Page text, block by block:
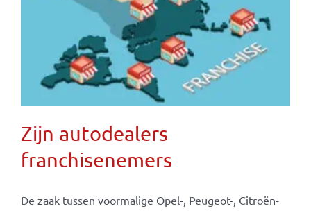
Zijn autodealers
franchisenemers
De zaak tussen voormalige Opel-, Peugeot-, Citroën-